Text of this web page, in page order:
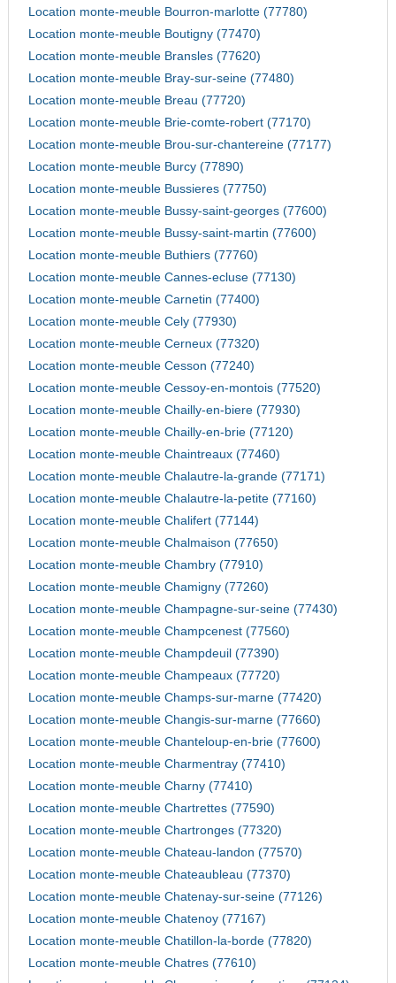
Location monte-meuble Bourron-marlotte (77780)
Location monte-meuble Boutigny (77470)
Location monte-meuble Bransles (77620)
Location monte-meuble Bray-sur-seine (77480)
Location monte-meuble Breau (77720)
Location monte-meuble Brie-comte-robert (77170)
Location monte-meuble Brou-sur-chantereine (77177)
Location monte-meuble Burcy (77890)
Location monte-meuble Bussieres (77750)
Location monte-meuble Bussy-saint-georges (77600)
Location monte-meuble Bussy-saint-martin (77600)
Location monte-meuble Buthiers (77760)
Location monte-meuble Cannes-ecluse (77130)
Location monte-meuble Carnetin (77400)
Location monte-meuble Cely (77930)
Location monte-meuble Cerneux (77320)
Location monte-meuble Cesson (77240)
Location monte-meuble Cessoy-en-montois (77520)
Location monte-meuble Chailly-en-biere (77930)
Location monte-meuble Chailly-en-brie (77120)
Location monte-meuble Chaintreaux (77460)
Location monte-meuble Chalautre-la-grande (77171)
Location monte-meuble Chalautre-la-petite (77160)
Location monte-meuble Chalifert (77144)
Location monte-meuble Chalmaison (77650)
Location monte-meuble Chambry (77910)
Location monte-meuble Chamigny (77260)
Location monte-meuble Champagne-sur-seine (77430)
Location monte-meuble Champcenest (77560)
Location monte-meuble Champdeuil (77390)
Location monte-meuble Champeaux (77720)
Location monte-meuble Champs-sur-marne (77420)
Location monte-meuble Changis-sur-marne (77660)
Location monte-meuble Chanteloup-en-brie (77600)
Location monte-meuble Charmentray (77410)
Location monte-meuble Charny (77410)
Location monte-meuble Chartrettes (77590)
Location monte-meuble Chartronges (77320)
Location monte-meuble Chateau-landon (77570)
Location monte-meuble Chateaubleau (77370)
Location monte-meuble Chatenay-sur-seine (77126)
Location monte-meuble Chatenoy (77167)
Location monte-meuble Chatillon-la-borde (77820)
Location monte-meuble Chatres (77610)